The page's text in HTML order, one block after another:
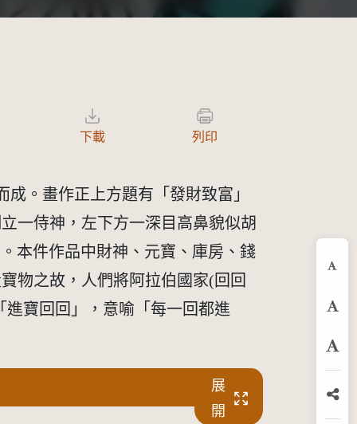
下載 列印
。畫作正上方題有「發財致富」
一侍神，左下方一深目高鼻貌似胡
本件作品中財神、元寶、庫房、錢
物之故，人們將阿拉伯國家(回回
寶回回」，意喻「每一回都進
展
開
放
分